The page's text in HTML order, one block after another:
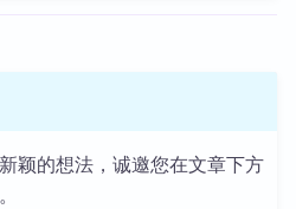
颖的想法，诚邀您在文章下方